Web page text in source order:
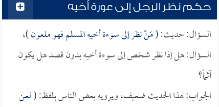
حكم نظر الرجل إلى عورة أخيه
السؤال: حديث: (مَنْ نظر إلى سوءة أخيه المسلم فهو ملعون)،
السؤال: هل إذا نظر شخص إلى سوءة أخيه بدون قصد هل يكون
آثماً؟
الجواب: هذا الحديث ضعيف، ويرويه بعض الناس بلفظ: (لعن